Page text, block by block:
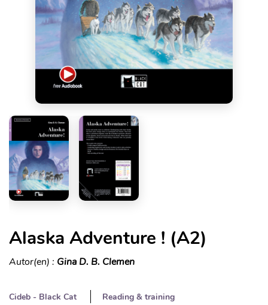
Alaska Adventure ! (A2)
Autor(en) : Gina D. B. Clemen
Cideb - Black Cat
Reading & training